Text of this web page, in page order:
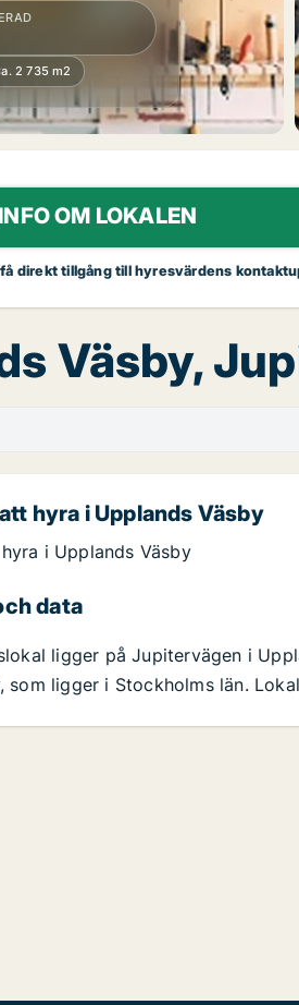
2 735 m2
OM LOKALEN
få direkt tillgång till hyresvärdens
Väsby,
hyra i Upplands Väsby
i Upplands Väsby
data
ligger på Jupitervägen i
som ligger i Stockholms län.